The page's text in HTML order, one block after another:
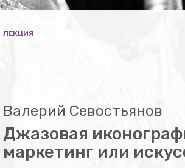
ЛЕКЦИЯ
Валерий Севостьянов
Джазовая
маркетинг или